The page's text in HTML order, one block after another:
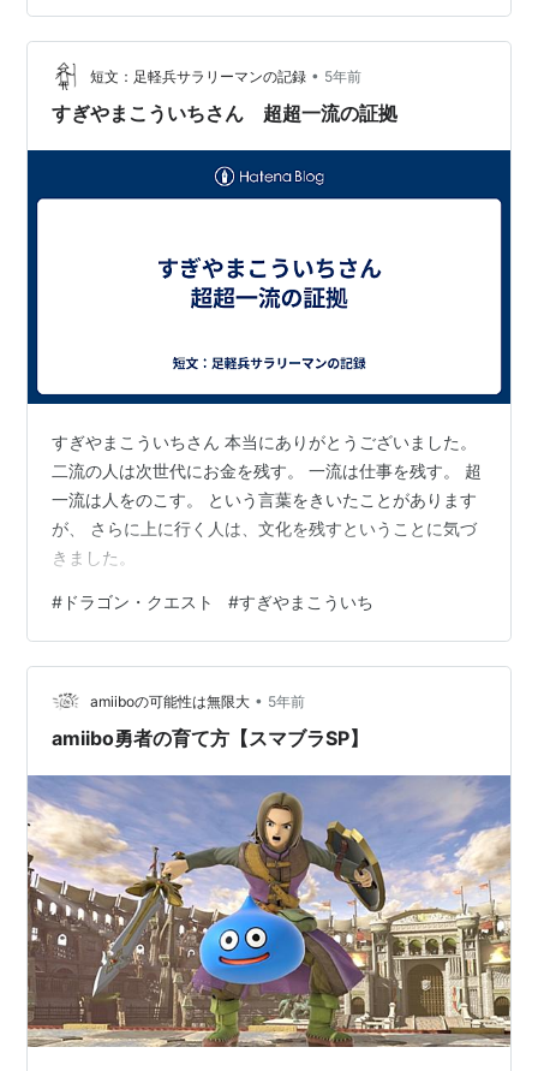
冒険】です。 主は小学校の頃アニメでみていましたし、
漫画ももちろん読破しています。 最近ではリメイク版？
がアニメ化されて…
短文：足軽兵サラリーマンの記録 • 5年前
すぎやまこういちさん 超超一流の証拠
すぎやまこういちさん 本当にありがとうございました。
二流の人は次世代にお金を残す。 一流は仕事を残す。 超
一流は人をのこす。 という言葉をきいたことがあります
が、 さらに上に行く人は、文化を残すということに気づ
きました。
# ドラゴン・クエスト #すぎやまこういち
amiiboの可能性は無限大 • 5年前
amiibo勇者の育て方【スマブラSP】